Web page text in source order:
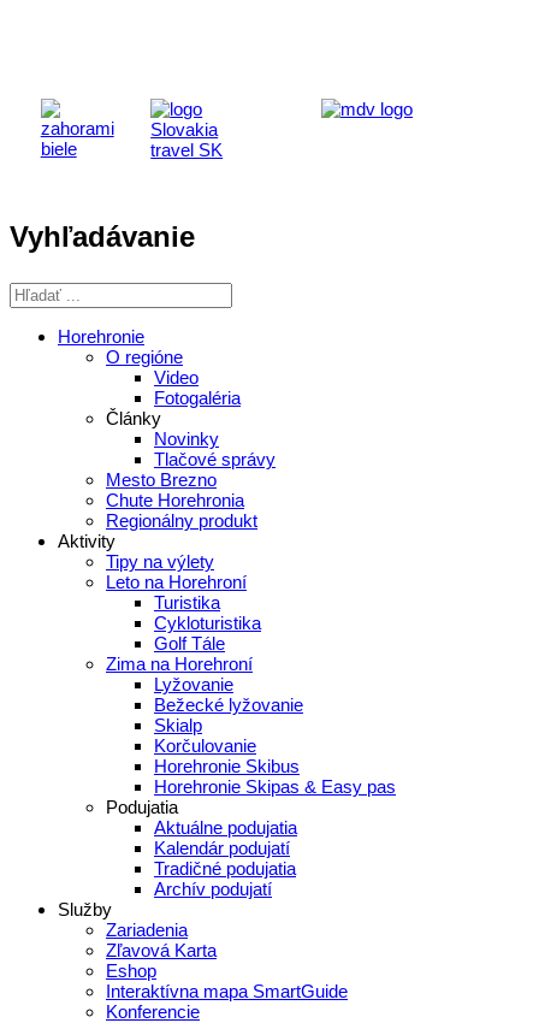
Vyhľadávanie
Horehronie
O regióne
Video
Fotogaléria
Články
Novinky
Tlačové správy
Mesto Brezno
Chute Horehronia
Regionálny produkt
Aktivity
Tipy na výlety
Leto na Horehroní
Turistika
Cykloturistika
Golf Tále
Zima na Horehroní
Lyžovanie
Bežecké lyžovanie
Skialp
Korčulovanie
Horehronie Skibus
Horehronie Skipas & Easy pas
Podujatia
Aktuálne podujatia
Kalendár podujatí
Tradičné podujatia
Archív podujatí
Služby
Zariadenia
Zľavová Karta
Eshop
Interaktívna mapa SmartGuide
Konferencie